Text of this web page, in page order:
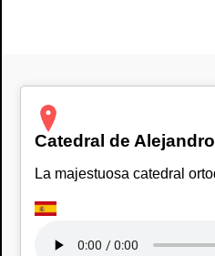
Catedral de
La majestuosa catedral